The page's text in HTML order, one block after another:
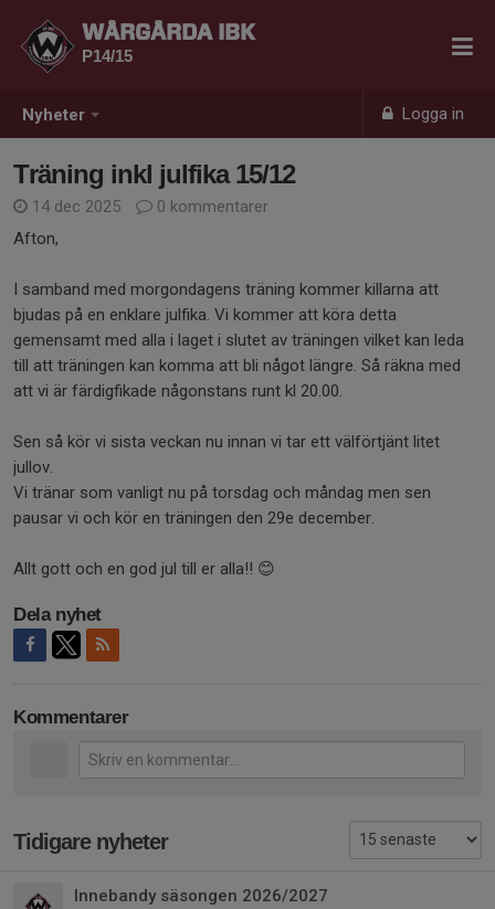
Nyheter Logga in
WÅRGÅRDA IBK
P14/15
Träning inkl julfika 15/12
14 dec 2025
0 kommentarer
Afton,
I samband med morgondagens träning kommer killarna att
bjudas på en enklare julfika. Vi kommer att köra detta
gemensamt med alla i laget i slutet av träningen vilket kan leda
till att träningen kan komma att bli något längre. Så räkna med
att vi är färdigfikade någonstans runt kl 20.00.
Sen så kör vi sista veckan nu innan vi tar ett välförtjänt litet
jullov.
Vi tränar som vanligt nu på torsdag och måndag men sen
pausar vi och kör en träningen den 29e december.
Allt gott och en god jul till er alla!! 😊
Dela nyhet
Kommentarer
Tidigare nyheter
Innebandy säsongen 2026/2027